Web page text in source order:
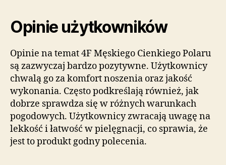
Opinie użytkowników
Opinie na temat 4F Męskiego Cienkiego Polaru
są zazwyczaj bardzo pozytywne. Użytkownicy
chwalą go za komfort noszenia oraz jakość
wykonania. Często podkreślają również, jak
dobrze sprawdza się w różnych warunkach
pogodowych. Użytkownicy zwracają uwagę na
lekkość i łatwość w pielęgnacji, co sprawia, że
jest to produkt godny polecenia.